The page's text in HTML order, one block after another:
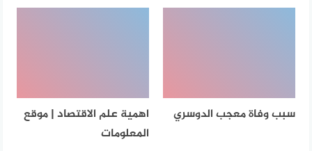
سبب وفاة معجب الدوسري
اهمية علم الاقتصاد | موقع
المعلومات